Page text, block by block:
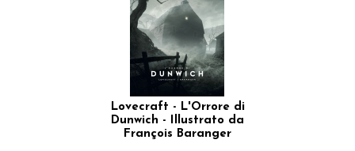
Lovecraft - L'Orrore di
Dunwich - Illustrato da
François Baranger